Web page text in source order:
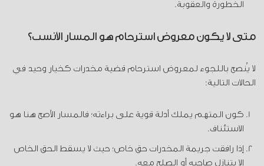
الخطورة والعقوبة.
متى لا يكون معروض استرحام هو المسار الأنسب؟
لا يُنصح باللجوء لمعروض استرحام قضية مخدرات كخيار وحيد في
الحالات التالية:
كون المتهم يملك أدلة قوية على براءته؛ فالمسار الأصح هنا هو
الاستئناف.
إذا رافقت جريمة المخدرات حق خاص؛ حيث لا يسقط الحق الخاص
إلا بتنازل صاحبه أو الصلح معه.